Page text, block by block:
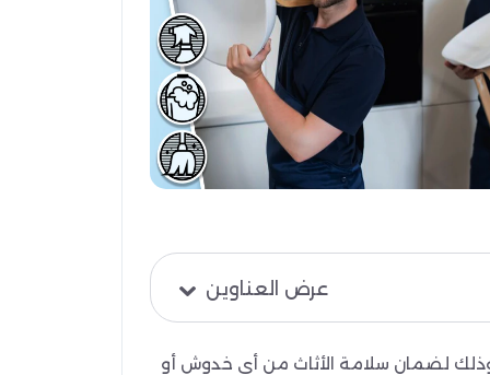
عرض العناوين
وذلك لضمان سلامة الأثاث من أي خدوش أو